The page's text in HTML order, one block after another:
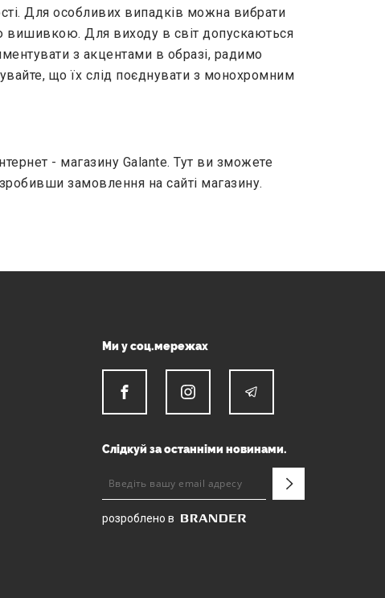
Для особливих випадків можна вибрати
вишивкою. Для виходу в світ допускаються
з акцентами в образі, радимо
що їх слід поєднувати з монохромним
- магазину Galante. Тут ви зможете
замовлення на сайті магазину.
Ми у соц.мережах
Слідкуй за останніми новинами.
розроблено в